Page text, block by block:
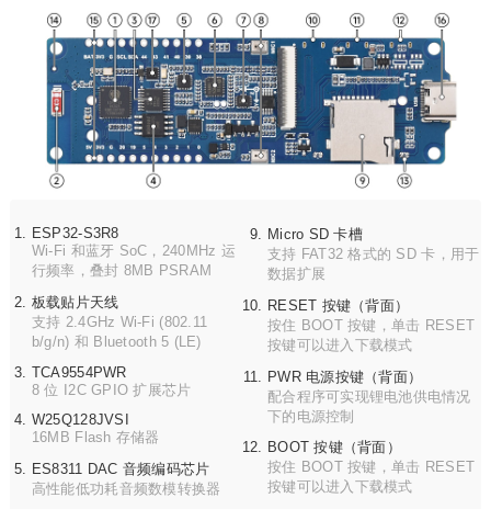
ESP32-S3R8
Wi-Fi 和蓝牙 SoC，240MHz 运
行频率，叠封 8MB PSRAM
板载贴片天线
支持 2.4GHz Wi-Fi (802.11
b/g/n) 和 Bluetooth 5 (LE)
TCA9554PWR
8 位 I2C GPIO 扩展芯片
W25Q128JVSI
16MB Flash 存储器
ES8311 DAC 音频编码芯片
高性能低功耗音频数模转换器
Micro SD 卡槽
支持 FAT32 格式的 SD 卡，用于
数据扩展
RESET 按键（背面）
按住 BOOT 按键，单击 RESET
按键可以进入下载模式
PWR 电源按键（背面）
配合程序可实现锂电池供电情况
下的电源控制
BOOT 按键（背面）
按住 BOOT 按键，单击 RESET
按键可以进入下载模式